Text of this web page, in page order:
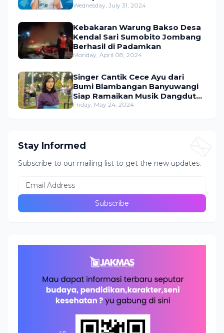
Dangdut Indonesia
Wednesday, July 31, 2024
Kebakaran Warung Bakso Desa
Kendal Sari Sumobito Jombang
Berhasil di Padamkan
Monday, April 08, 2024
Singer Cantik Cece Ayu dari
Bumi Blambangan Banyuwangi
Siap Ramaikan Musik Dangdut
Indonesia
Friday, May 24, 2024
Stay Informed
Subscribe to our mailing list to get the new updates.